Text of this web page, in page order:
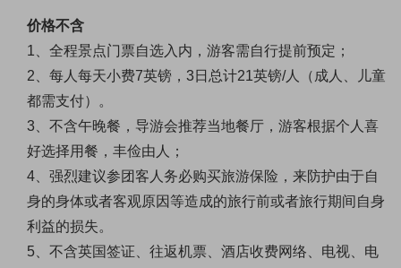
价格不含
1、 全程景点门票自选入内，游客需自行提前预定；
2、 每人每天小费7英镑，3日总计21英镑/人（成人、儿童
都需支付）。
3、 不含午晚餐，导游会推荐当地餐厅，游客根据个人喜
好选择用餐，丰俭由人；
4、 强烈建议参团客人务必购买旅游保险，来防护由于自
身的身体或者客观原因等造成的旅行前或者旅行期间自身
利益的损失。
5、 不含英国签证、往返机票、酒店收费网络、电视、电